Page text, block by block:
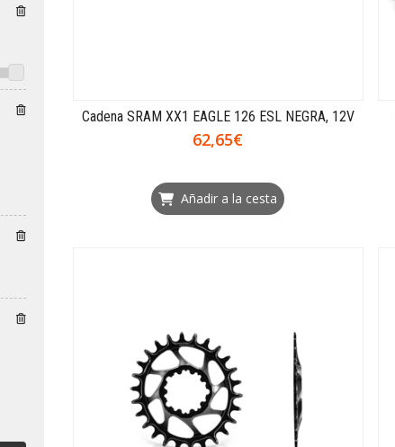
Cadena SRAM XX1 EAGLE 126 ESL NEGRA, 12V
62,65€
Añadir a la cesta